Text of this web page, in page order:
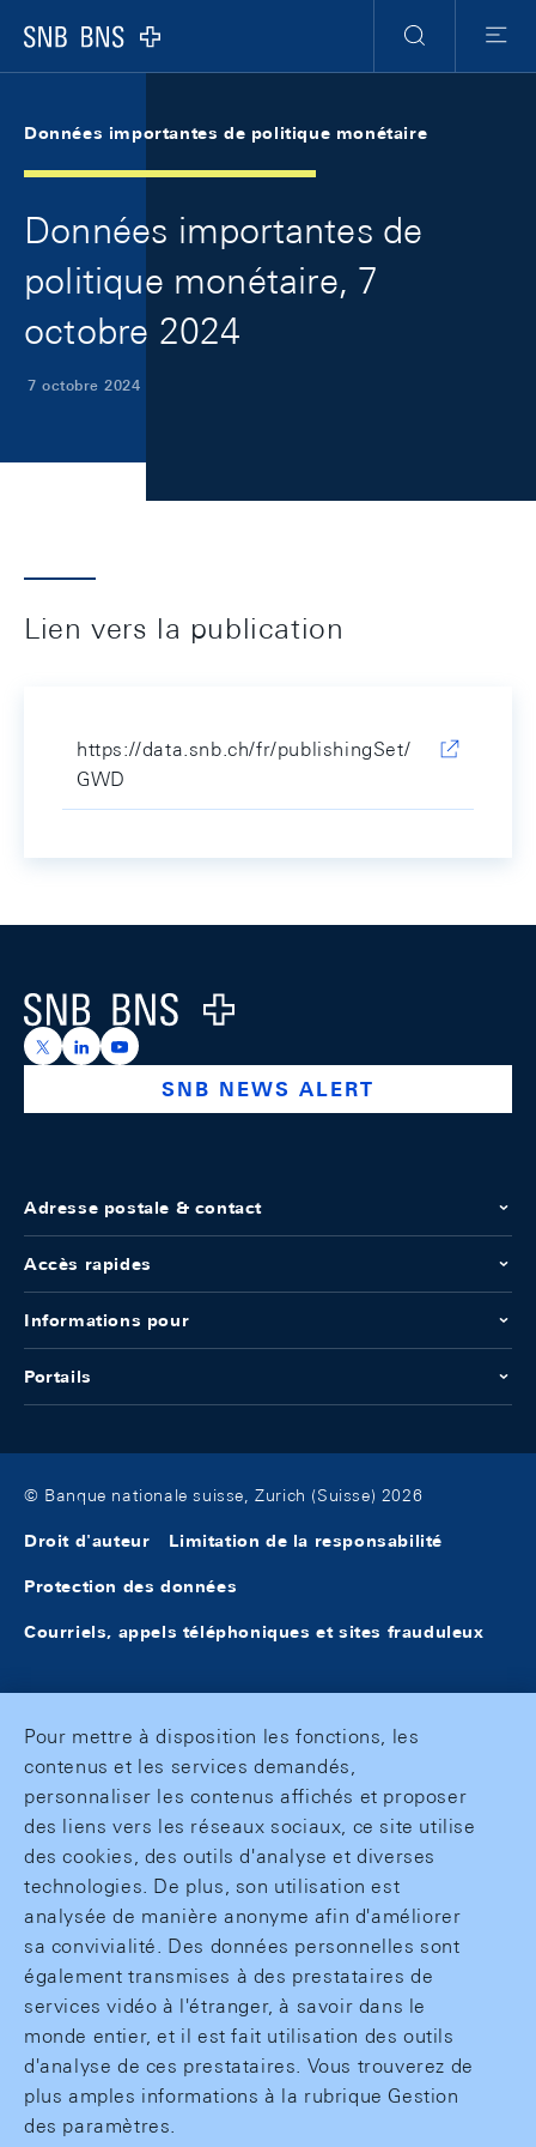
Logo
RechercheMenu
Données importantes de politique monétaire
Données importantes de
politique monétaire, 7
octobre 2024
7 octobre 2024
Lien vers la publication
https://data.snb.ch/fr/publishingSet/
GWD
Logo
https://x.com/snb_bns
https://ch.linkedin.com/company/swiss-national-
https://www.youtube.com/@swissnationalbank
SNB NEWS ALERT
Adresse postale & contact
Accès rapides
Informations pour
Portails
© Banque nationale suisse, Zurich (Suisse) 2026
Droit d'auteur Limitation de la responsabilité
Protection des données
Courriels, appels téléphoniques et sites frauduleux
Pour mettre à disposition les fonctions, les
contenus et les services demandés,
personnaliser les contenus affichés et proposer
des liens vers les réseaux sociaux, ce site utilise
des cookies, des outils d'analyse et diverses
technologies. De plus, son utilisation est
analysée de manière anonyme afin d'améliorer
sa convivialité. Des données personnelles sont
également transmises à des prestataires de
services vidéo à l'étranger, à savoir dans le
monde entier, et il est fait utilisation des outils
d'analyse de ces prestataires. Vous trouverez de
plus amples informations à la rubrique Gestion
des paramètres.